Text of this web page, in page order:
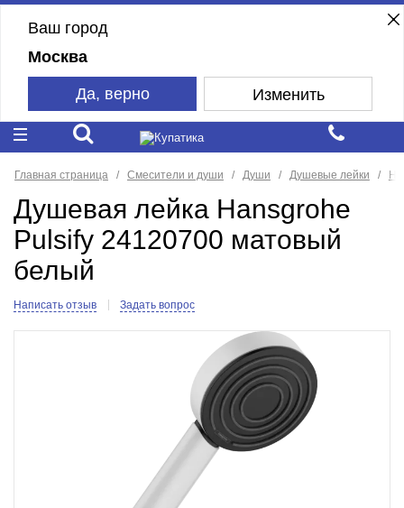
Ваш город
Москва
Да, верно Изменить
Главная страница Смесители и души Души Душевые лейки
Душевая лейка Hansgrohe
Pulsify 24120700 матовый
белый
Написать отзыв Задать вопрос